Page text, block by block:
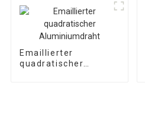
Emaillierter
quadratischer